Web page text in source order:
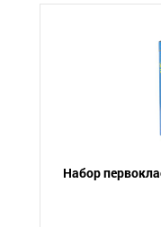
Набор